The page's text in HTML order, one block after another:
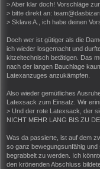
> Aber klar doch! Vorschläge
> bitte direkt an:
> Sklave A., ich habe deinen
Doch wer ist gütiger als die
ich wieder losgemacht und
kitzeltechnisch betätigen. Das
nach der langen Bauchlage
Latexanzuges anzukämpfen.
Also wieder gemütliches
Latexsack zum Einsatz. Wir
> Und der rote Latexsack, der
NICHT MEHR LANG BIS ZU
Was da passierte, ist auf dem
so ganz bewegungsunfähig
begrabbelt zu werden. Ich
den krönenden Abschluss